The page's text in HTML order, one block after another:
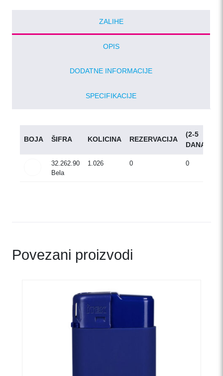
ZALIHE
OPIS
DODATNE INFORMACIJE
SPECIFIKACIJE
BOJA ŠIFRA KOLICINA REZERVACIJA
(2-5
DANA)
32.262.90
Bela
1.026 0 0
Povezani proizvodi